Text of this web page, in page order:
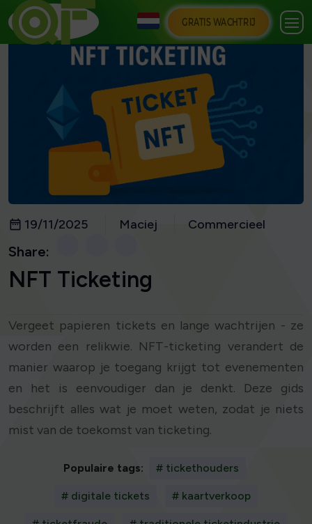
GRATIS WACHTRIJ
19/11/2025 Maciej Commercieel
Share:
NFT Ticketing
Vergeet papieren tickets en lange wachtrijen - ze
worden een relikwie. NFT-ticketing verandert de
manier waarop je toegang krijgt tot evenementen
en het is eenvoudiger dan je denkt. Deze gids
beschrijft alles wat je moet weten, zodat je niets
mist van de toekomst van ticketing.
Populaire tags: # tickethouders
# digitale tickets # kaartverkoop